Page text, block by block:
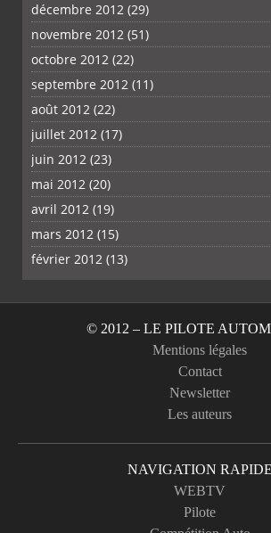
décembre 2012 (29)
novembre 2012 (51)
octobre 2012 (22)
septembre 2012 (11)
août 2012 (22)
juillet 2012 (17)
juin 2012 (23)
mai 2012 (20)
avril 2012 (19)
mars 2012 (15)
février 2012 (13)
© 2012 – LE PILOTE
Mentions légales
Contact
Newsletter
Les auteurs
NAVIGATION RAPIDE
WEBTV
Pilote